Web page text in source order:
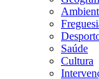
Saúde
Cultura